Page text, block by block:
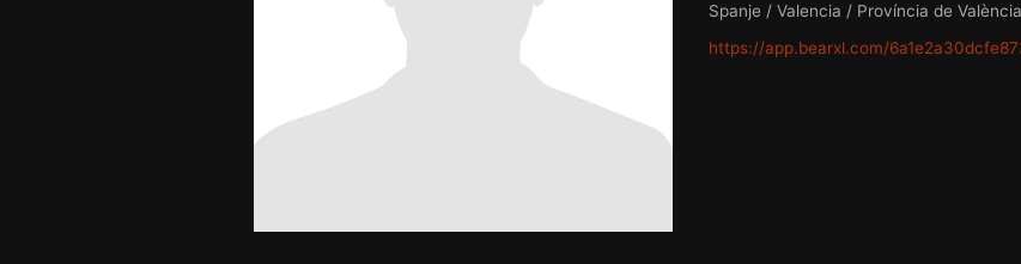
Spanje / Valencia / Província de València
https://app.bearxl.com/